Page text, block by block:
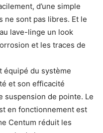
d’une simple
ne sont pas libres. Et le
lave-linge un look
et les traces de
équipé du système
et son efficacité
suspension de pointe. Le
en fonctionnement est
Centum réduit les